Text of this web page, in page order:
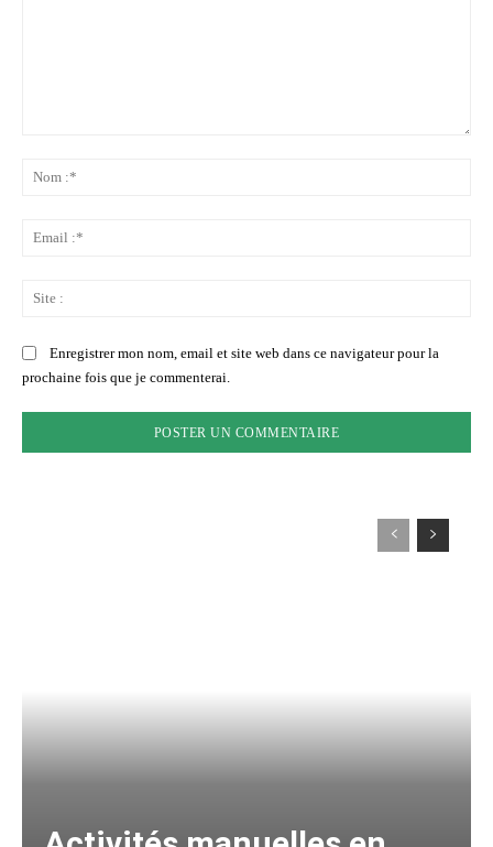
Enregistrer mon nom, email et site web dans ce navigateur pour la
prochaine fois que je commenterai.